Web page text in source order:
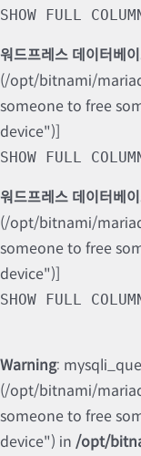
SHOW FULL
워드프레스 데이터베
(/opt/bitnami/
someone to free
device")]
SHOW FULL
워드프레스 데이터베
(/opt/bitnami/
someone to free
device")]
SHOW FULL
Warning:
(/opt/bitnami/
someone to free
device") in /opt/